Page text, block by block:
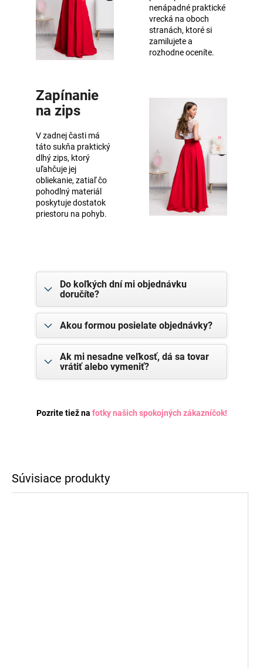
nenápadné praktické
vrecká na oboch
stranách, ktoré si
zamilujete a
rozhodne oceníte.
Zapínanie
na zips
V zadnej časti má
táto sukňa praktický
dlhý zips, ktorý
uľahčuje jej
obliekanie, zatiaľ čo
pohodlný materiál
poskytuje dostatok
priestoru na pohyb.
Do koľkých dní mi objednávku
doručíte?
Akou formou posielate objednávky?
Ak mi nesadne veľkosť, dá sa tovar
vrátiť alebo vymeniť?
Pozrite tiež na fotky našich spokojných zákazníčok!